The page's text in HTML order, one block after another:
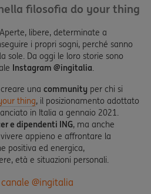
filosofia do your thing
Aperte, libere, determinate a
i propri sogni, perché sanno
sole. Da oggi le loro storie sono
Instagram @ingitalia.
creare una community per chi si
thing, il posizionamento adottato
in Italia a gennaio 2021.
e dipendenti ING, ma anche
appieno e affrontare la
positiva ed energica,
età e situazioni personali.
@ingitalia